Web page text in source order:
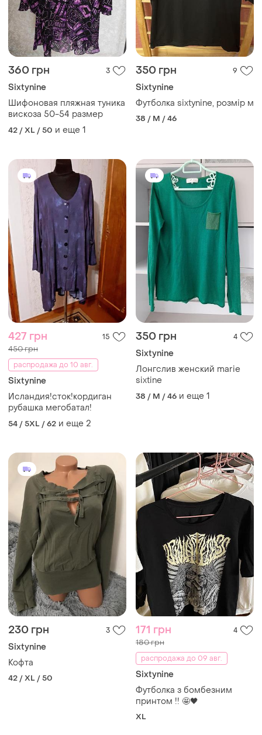
360 грн 3
Sixtynine
Шифоновая пляжная туника
вискоза 50-54 размер
42 / XL / 50 и еще 1
350 грн 9
Sixtynine
Футболка sixtynine, розмір м
38 / M / 46
427 грн 15
450 грн
распродажа до 10 авг.
Sixtynine
Исландия!сток!кордиган
рубашка мегобатал!
54 / 5XL / 62 и еще 2
350 грн 4
Sixtynine
Лонгслив женский marie
sixtine
38 / M / 46 и еще 1
230 грн 3
Sixtynine
Кофта
42 / XL / 50
171 грн 4
180 грн
распродажа до 09 авг.
Sixtynine
Футболка з бомбезним
принтом !! 🤩🖤
XL